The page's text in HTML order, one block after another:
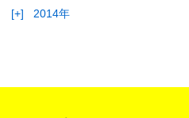
[+]
2014年